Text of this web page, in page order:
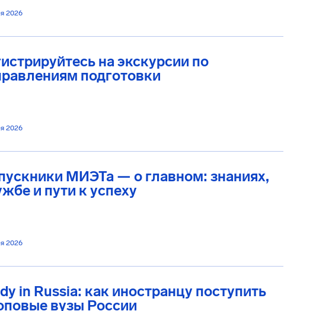
2026
на экскурсии по
подготовки
2026
МИЭТа — о главном: знаниях,
и пути к успеху
2026
in Russia: как иностранцу поступить
вузы России